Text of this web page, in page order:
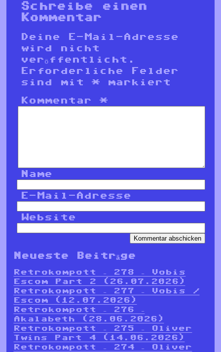
Schreibe einen
Kommentar
Deine E-Mail-Adresse
wird nicht
veröffentlicht.
Erforderliche Felder
sind mit* markiert
Kommentar*
Name
E-Mail-Adresse
Website
Neueste Beiträge
Retrokompott – 278 – Vobis
Escom Part 2 (26.07.2026)
Retrokompott – 277 – Vobis /
Escom (12.07.2026)
Retrokompott – 276 –
Akalabeth (28.06.2026)
Retrokompott – 275 – Oliver
Twins Part 4 (14.06.2026)
Retrokompott – 274 – Oliver